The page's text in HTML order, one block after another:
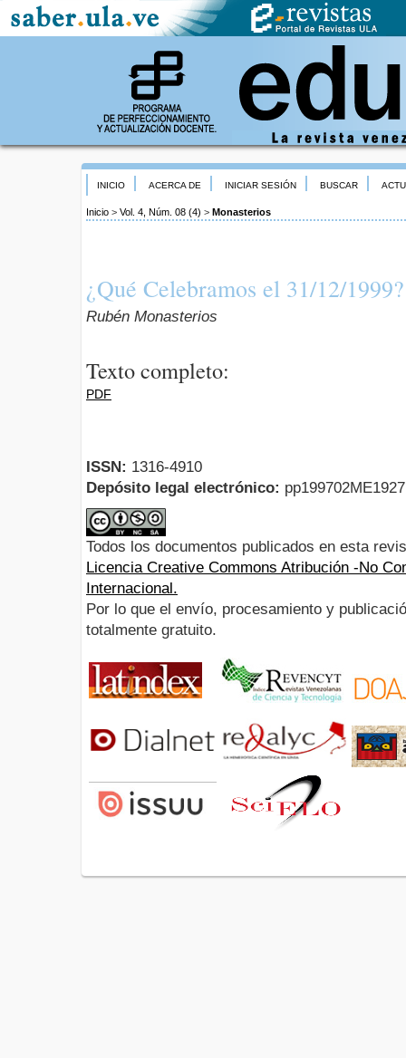
INICIO ACERCA DE INICIAR SESIÓN BUSCAR
Inicio > Vol. 4, Núm. 08 (4) > Monasterios
¿Qué Celebramos el 31/12/1999?
Rubén Monasterios
Texto completo:
PDF
ISSN: 1316-4910
Depósito legal electrónico:
Todos los documentos publicados en esta
Licencia Creative Commons Atribución -No
Internacional.
Por lo que el envío, procesamiento y
totalmente gratuito.